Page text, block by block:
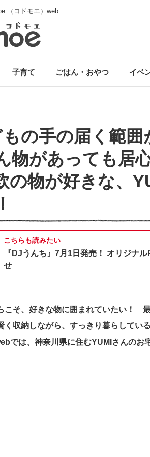
（コドモエ）web
子育て ごはん・おやつ イベ
の手の届く範囲
物があっても居
の物が好きな、
こちらも読みたい
『DJうんち』7月1日発売！ オリジナ
せ
こそ、好きな物に囲まれていたい！
く収納しながら、すっきり暮らしてい
では、神奈川県に住むYUMIさんのお